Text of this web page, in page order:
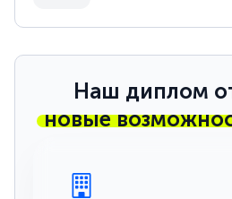
Наш диплом
новые